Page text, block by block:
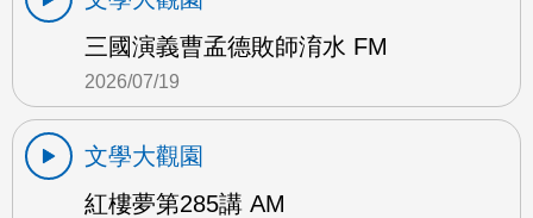
三國演義曹孟德敗師淯水 FM
2026/07/19
文學大觀園
紅樓夢第285講 AM